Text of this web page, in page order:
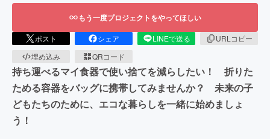
もう一度プロジェクトをやってほしい
ポスト シェア LINEで送る
URLコピー
埋め込み
QRコード
持ち運べるマイ食器で使い捨てを減らしたい！ 折りた
ためる容器をバッグに携帯してみませんか？ 未来の子
どもたちのために、エコな暮らしを一緒に始めましょ
う！